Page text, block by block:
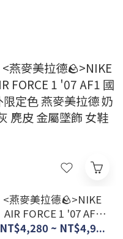
<燕麥美拉德🪨>NIKE
AIR FORCE 1 '07 AF1
國外限定色 燕麥美拉德
NT$4,280 ~ NT$4,9...